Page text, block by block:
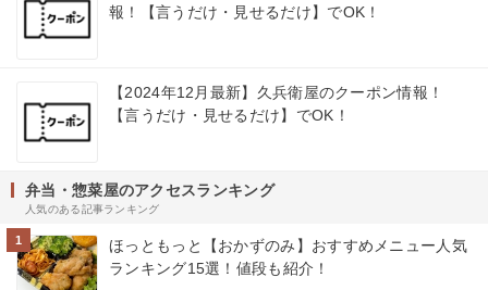
報！【言うだけ・見せるだけ】でOK！
【2024年12月最新】久兵衛屋のクーポン情報！
【言うだけ・見せるだけ】でOK！
弁当・惣菜屋のアクセスランキング
人気のある記事ランキング
1
ほっともっと【おかずのみ】おすすめメニュー人気
ランキング15選！値段も紹介！